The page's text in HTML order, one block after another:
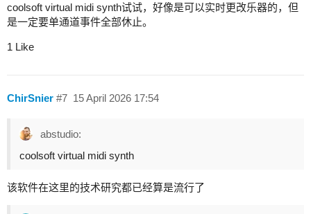
coolsoft virtual midi synth试试，好像是可以实时更改乐器的，但
是一定要单通道事件全部休止。
1 Like
ChirSnier 15 April 2026 17:54
#7
abstudio:
coolsoft virtual midi synth
该软件在这里的技术研究都已经算是流行了